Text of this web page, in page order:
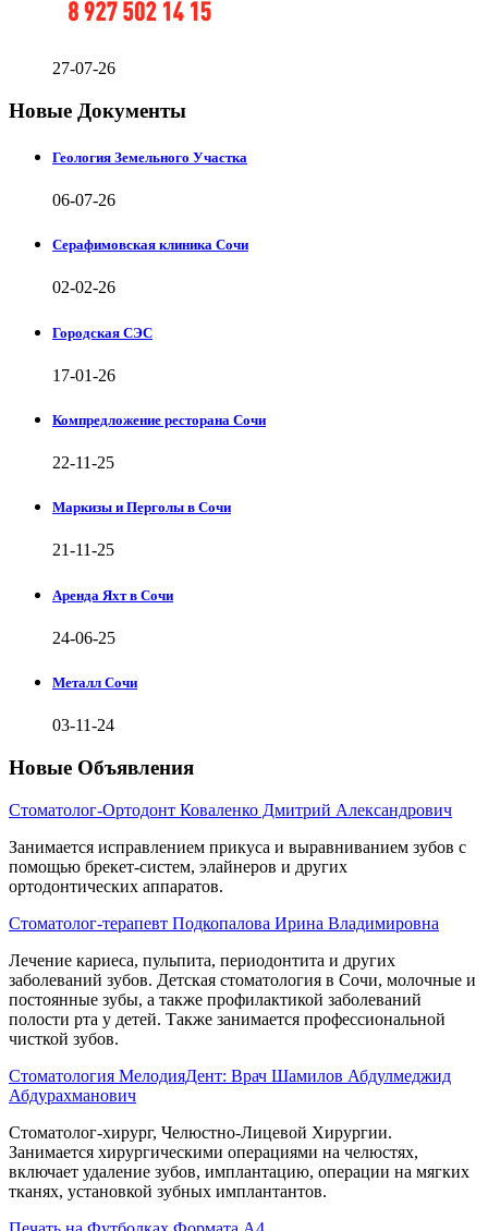
27-07-26
Новые Документы
Геология Земельного Участка
06-07-26
Серафимовская клиника Сочи
02-02-26
Городская СЭС
17-01-26
Компредложение ресторана Сочи
22-11-25
Маркизы и Перголы в Сочи
21-11-25
Аренда Яхт в Сочи
24-06-25
Металл Сочи
03-11-24
Новые Объявления
Стоматолог-Ортодонт Коваленко Дмитрий Александрович
Занимается исправлением прикуса и выравниванием зубов с
помощью брекет-систем, элайнеров и других
ортодонтических аппаратов.
Стоматолог-терапевт Подкопалова Ирина Владимировна
Лечение кариеса, пульпита, периодонтита и других
заболеваний зубов. Детская стоматология в Сочи, молочные и
постоянные зубы, а также профилактикой заболеваний
полости рта у детей. Также занимается профессиональной
чисткой зубов.
Стоматология МелодияДент: Врач Шамилов Абдулмеджид
Абдурахманович
Стоматолог-хирург, Челюстно-Лицевой Хирургии.
Занимается хирургическими операциями на челюстях,
включает удаление зубов, имплантацию, операции на мягких
тканях, установкой зубных имплантантов.